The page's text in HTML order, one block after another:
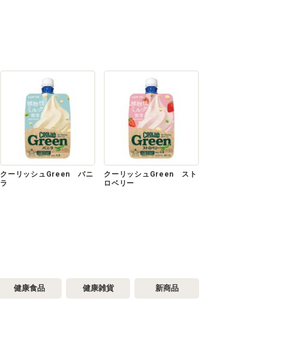
クーリッシュGreen バニ
ラ
クーリッシュGreen スト
ロベリー
健康食品 健康雑貨 新商品